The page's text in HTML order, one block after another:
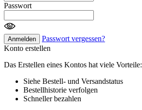
Passwort
Anmelden
Passwort vergessen?
Konto erstellen
Das Erstellen eines Kontos hat viele Vorteile:
Siehe Bestell- und Versandstatus
Bestellhistorie verfolgen
Schneller bezahlen